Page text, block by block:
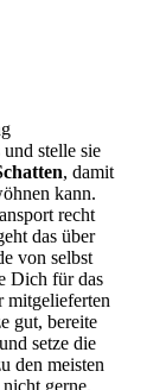
stelle sie
, damit
kann.
recht
das über
von selbst
Dich für das
mitgelieferten
gut, bereite
setze die
den meisten